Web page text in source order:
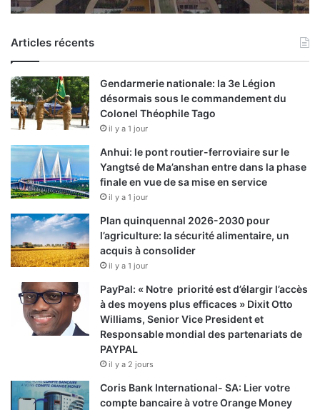
Articles récents
Gendarmerie nationale: la 3e Légion
désormais sous le commandement du
Colonel Théophile Tago
il y a 1 jour
Anhui: le pont routier-ferroviaire sur le
Yangtsé de Ma’anshan entre dans la phase
finale en vue de sa mise en service
il y a 1 jour
Plan quinquennal 2026-2030 pour
l’agriculture: la sécurité alimentaire, un
acquis à consolider
il y a 1 jour
PayPal: « Notre priorité est d’élargir l’accès
à des moyens plus efficaces » Dixit Otto
Williams, Senior Vice President et
Responsable mondial des partenariats de
PAYPAL
il y a 2 jours
Coris Bank International- SA: Lier votre
compte bancaire à votre Orange Money